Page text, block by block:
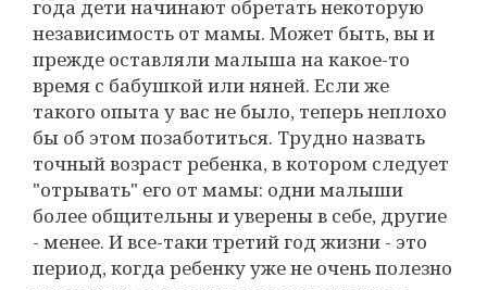
года дети начинают обретать некоторую
независимость от мамы. Может быть, вы и
прежде оставляли малыша на какое-то
время с бабушкой или няней. Если же
такого опыта у вас не было, теперь неплохо
бы об этом позаботиться. Трудно назвать
точный возраст ребенка, в котором следует
"отрывать" его от мамы: одни малыши
более общительны и уверены в себе, другие
- менее. И все-таки третий год жизни - это
период, когда ребенку уже не очень полезно